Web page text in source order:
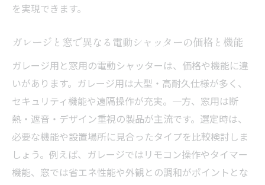
を実現できます。
ガレージと窓で異なる電動シャッターの価格と機能
ガレージ用と窓用の電動シャッターは、価格や機能に違
いがあります。ガレージ用は大型・高耐久仕様が多く、
セキュリティ機能や遠隔操作が充実。一方、窓用は断
熱・遮音・デザイン重視の製品が主流です。選定時は、
必要な機能や設置場所に見合ったタイプを比較検討しま
しょう。例えば、ガレージではリモコン操作やタイマー
機能、窓では省エネ性能や外観との調和がポイントとな